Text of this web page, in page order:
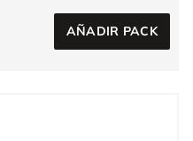
AÑADIR PACK